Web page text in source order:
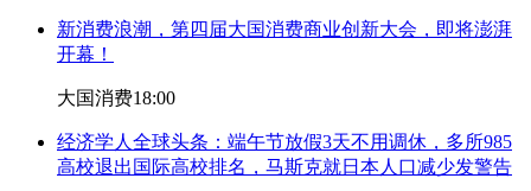
新消费浪潮，第四届大国消费商业创新大会，即将澎湃
开幕！
大国消费18:00
经济学人全球头条：端午节放假3天不用调休，多所985
高校退出国际高校排名，马斯克就日本人口减少发警告